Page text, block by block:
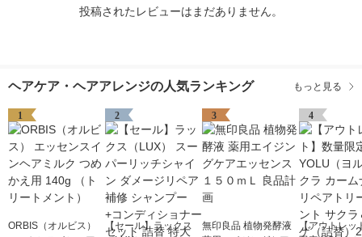
投稿されたレビューはまだありません。
ヘアケア・ヘアアレンジの人気ランキング もっと見る
1
ORBIS（オルビス）
2
【セール】ラックス
3
無印良品 植物発酵液
4
【アウトレッ